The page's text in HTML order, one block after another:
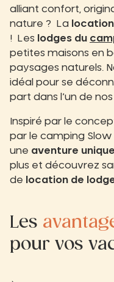
alliant confort,
nature ? La
! Les
lodges du
petites maisons en
paysages naturels.
idéal pour se
part dans l’un de
Inspiré par le
par le camping
une aventure unique
plus et découvrez
de
location de
Les
pour vos